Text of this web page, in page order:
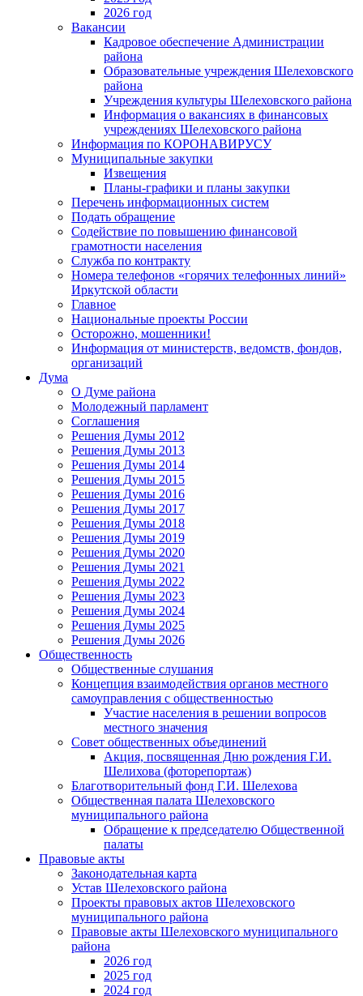
2026 год
Вакансии
Кадровое обеспечение Администрации
района
Образовательные учреждения Шелеховского
района
Учреждения культуры Шелеховского района
Информация о вакансиях в финансовых
учреждениях Шелеховского района
Информация по КОРОНАВИРУСУ
Муниципальные закупки
Извещения
Планы-графики и планы закупки
Перечень информационных систем
Подать обращение
Содействие по повышению финансовой
грамотности населения
Служба по контракту
Номера телефонов «горячих телефонных линий»
Иркутской области
Главное
Национальные проекты России
Осторожно, мошенники!
Информация от министерств, ведомств, фондов,
организаций
Дума
О Думе района
Молодежный парламент
Соглашения
Решения Думы 2012
Решения Думы 2013
Решения Думы 2014
Решения Думы 2015
Решения Думы 2016
Решения Думы 2017
Решения Думы 2018
Решения Думы 2019
Решения Думы 2020
Решения Думы 2021
Решения Думы 2022
Решения Думы 2023
Решения Думы 2024
Решения Думы 2025
Решения Думы 2026
Общественность
Общественные слушания
Концепция взаимодействия органов местного
самоуправления с общественностью
Участие населения в решении вопросов
местного значения
Совет общественных объединений
Акция, посвященная Дню рождения Г.И.
Шелихова (фоторепортаж)
Благотворительный фонд Г.И. Шелехова
Общественная палата Шелеховского
муниципального района
Обращение к председателю Общественной
палаты
Правовые акты
Законодательная карта
Устав Шелеховского района
Проекты правовых актов Шелеховского
муниципального района
Правовые акты Шелеховского муниципального
района
2026 год
2025 год
2024 год